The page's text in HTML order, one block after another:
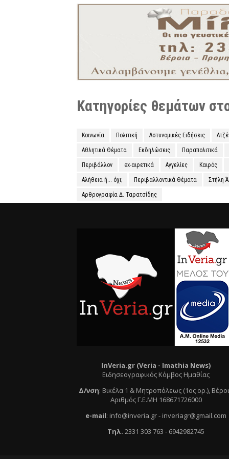
Κατηγορίες θεμάτων
Κοινωνία Πολιτική Αστυνομικές Ειδήσεις
Αθλητικά Θέματα Εκδηλώσεις Παραπολιτικά
Περιβάλλον ex-αιρετικά Αγγελίες Καιρός
Αλήθεια ή... όχι; Περιβαλλοντικά Θέματα Στήλη
Αρθρογραφία Δ. Ταρατσίδης
InVeria.gr (Veria - Ιmathia News)
Ειδησεογραφικός Κόμβος Ημαθίας
Δ/νση: Βικέλα 1 & Μητροπόλεως (1ος ορ.),
Αριθμός Γ.Ε.ΜΗ 168671726000
e-mail: info@inveria.gr- inveriagr@gmail.com
Τηλ. 2331 303 763 - 6942982745